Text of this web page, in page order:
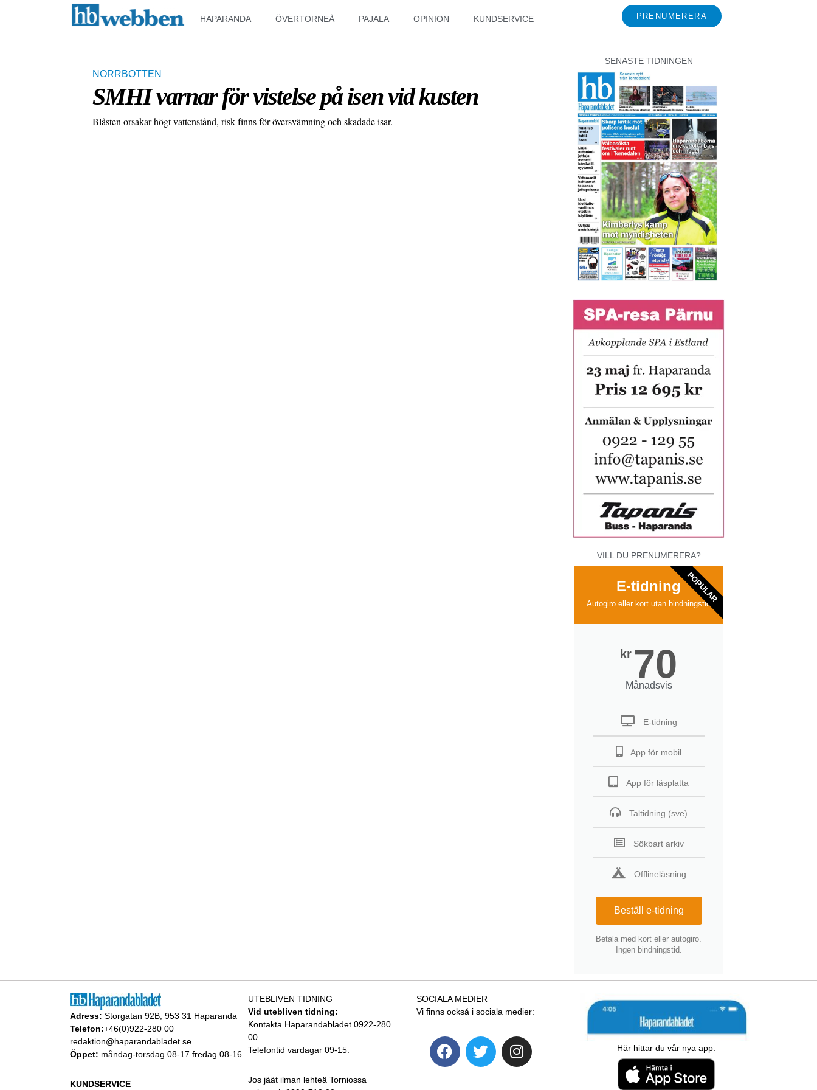
HAPARANDA ÖVERTORNEÅ PAJALA OPINION KUNDSERVICE PRENUMERERA
NORRBOTTEN
SMHI varnar för vistelse på isen vid kusten
Blåsten orsakar högt vattenstånd, risk finns för översvämning och skadade isar.
SENASTE TIDNINGEN
VILL DU PRENUMERERA?
E-tidning
Autogiro eller kort utan bindningstid
kr 70
Månadsvis
E-tidning
App för mobil
App för läsplatta
Taltidning (sve)
Sökbart arkiv
Offlineläsning
Beställ e-tidning
Betala med kort eller autogiro.
Ingen bindningstid.
POPULAR
Adress: Storgatan 92B, 953 31 Haparanda
Telefon:+46(0)922-280 00
redaktion@haparandabladet.se
Öppet: måndag-torsdag 08-17 fredag 08-16
KUNDSERVICE
UTEBLIVEN TIDNING
Vid utebliven tidning:
Kontakta Haparandabladet 0922-280
00.
Telefontid vardagar 09-15.
Jos jäät ilman lehteä Torniossa
SOCIALA MEDIER
Vi finns också i sociala medier:
Här hittar du vår nya app: